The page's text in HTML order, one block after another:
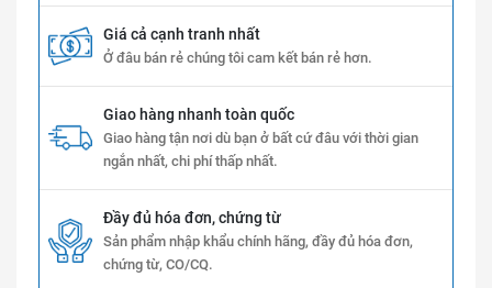
Giá cả cạnh tranh nhất
Ở đâu bán rẻ chúng tôi cam kết bán rẻ hơn.
Giao hàng nhanh toàn quốc
Giao hàng tận nơi dù bạn ở bất cứ đâu với thời gian
ngắn nhất, chi phí thấp nhất.
Đầy đủ hóa đơn, chứng từ
Sản phẩm nhập khẩu chính hãng, đầy đủ hóa đơn,
chứng từ, CO/CQ.